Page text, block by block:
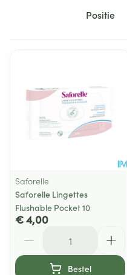
Sorteer op:
Saforelle
Saforelle Lingettes
Flushable Pocket 10
€ 4,00
Bestel